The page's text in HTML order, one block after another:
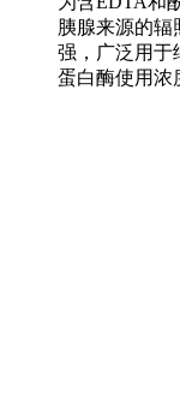
胰腺来源的辐
强，广泛用于
蛋白酶使用浓